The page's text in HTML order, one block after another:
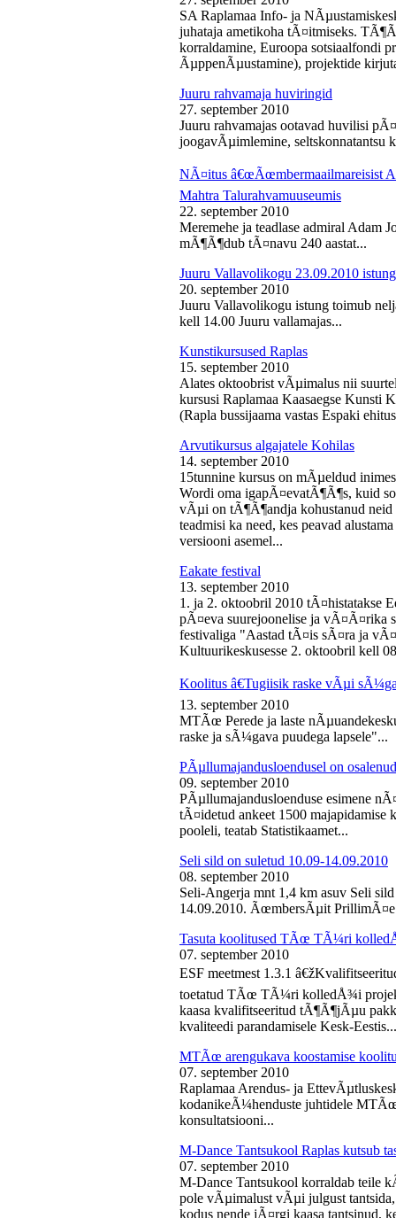
SA Raplamaa Info- ja
juhataja ametikoha tÃ¤itmiseks.
korraldamine, Euroopa sotsiaalfondi
ÃµppenÃµustamine), projektide
Juuru rahvamaja huviringid
27. september 2010
Juuru rahvamajas ootavad huvilisi
joogavÃµimlemine, seltskonnatantsu
NÃ¤itus â€œÃœmbermaailmareisist
Mahtra Talurahvamuuseumis
22. september 2010
Meremehe ja teadlase admiral Adam
mÃ¶Ã¶dub tÃ¤navu 240 aastat...
Juuru Vallavolikogu 23.09.2010 istung
20. september 2010
Juuru Vallavolikogu istung toimub
kell 14.00 Juuru vallamajas...
Kunstikursused Raplas
15. september 2010
Alates oktoobrist vÃµimalus nii
kursusi Raplamaa Kaasaegse Kunsti
(Rapla bussijaama vastas Espaki
Arvutikursus algajatele Kohilas
14. september 2010
15tunnine kursus on mÃµeldud
Wordi oma igapÃ¤evatÃ¶Ã¶s, kuid
vÃµi on tÃ¶Ã¶andja kohustanud neid
teadmisi ka need, kes peavad
versiooni asemel...
Eakate festival
13. september 2010
1. ja 2. oktoobril 2010 tÃ¤histatakse
pÃ¤eva suurejoonelise ja vÃ¤Ã¤rika
festivaliga "Aastad tÃ¤is sÃ¤ra ja
Kultuurikeskusesse 2. oktoobril kell
Koolitus â€Tugiisik raske vÃµi
13. september 2010
MTÃœ Perede ja laste
raske ja sÃ¼gava puudega lapsele"...
PÃµllumajandusloendusel on
09. september 2010
PÃµllumajandusloenduse esimene
tÃ¤idetud ankeet 1500 majapidamise
pooleli, teatab Statistikaamet...
Seli sild on suletud 10.09-14.09.2010
08. september 2010
Seli-Angerja mnt 1,4 km asuv Seli
14.09.2010. ÃœmbersÃµit
Tasuta koolitused TÃœ TÃ¼ri
07. september 2010
ESF meetmest 1.3.1
toetatud TÃœ TÃ¼ri kolledÅ¾i
kaasa kvalifitseeritud tÃ¶Ã¶jÃµu
kvaliteedi parandamisele Kesk-Eestis...
MTÃœ arengukava koostamise
07. september 2010
Raplamaa Arendus- ja
kodanikeÃ¼henduste juhtidele
konsultatsiooni...
M-Dance Tantsukool Raplas kutsub
07. september 2010
M-Dance Tantsukool korraldab teile
pole vÃµimalust vÃµi julgust
kodus nende jÃ¤rgi kaasa tantsinud,